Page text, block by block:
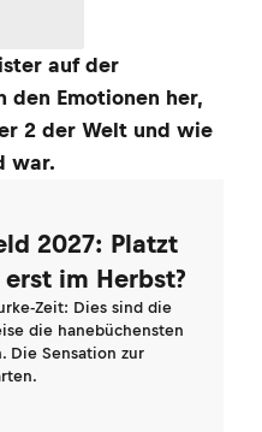
auf der
den Emotionen her,
2 der Welt und wie
war.
2027: Platzt
im Herbst?
Zeit: Dies sind die
die hanebüchensten
Die Sensation zur